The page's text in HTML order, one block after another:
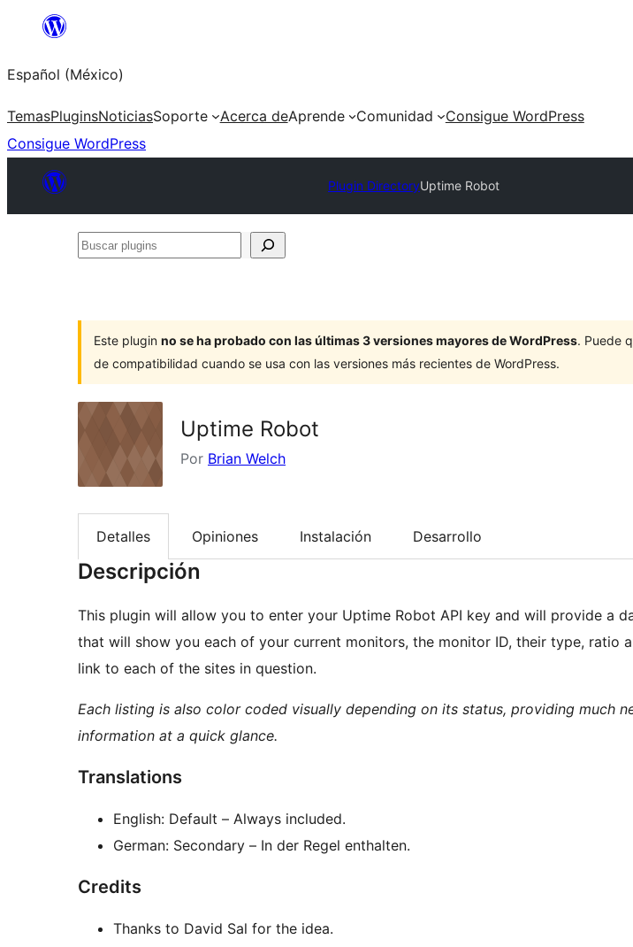
Saltar
contenido
Español (México)
TemasPluginsNoticiasSoporte Acerca deAprende Comunidad
Consigue WordPress
Consigue WordPress
Plugin DirectoryUptime Robot
Buscar
Este plugin no se ha probado con las últimas 3 versiones mayores de WordPress. Puede
de compatibilidad cuando se usa con las versiones más recientes de WordPress.
Uptime Robot
Por Brian Welch
Detalles Opiniones Instalación Desarrollo
Descripción
This plugin will allow you to enter your Uptime Robot API key and will provide a
that will show you each of your current monitors, the monitor ID, their type, ratio
link to each of the sites in question.
Each listing is also color coded visually depending on its status, providing much
information at a quick glance.
Translations
English: Default – Always included.
German: Secondary – In der Regel enthalten.
Credits
Thanks to David Sal for the idea.